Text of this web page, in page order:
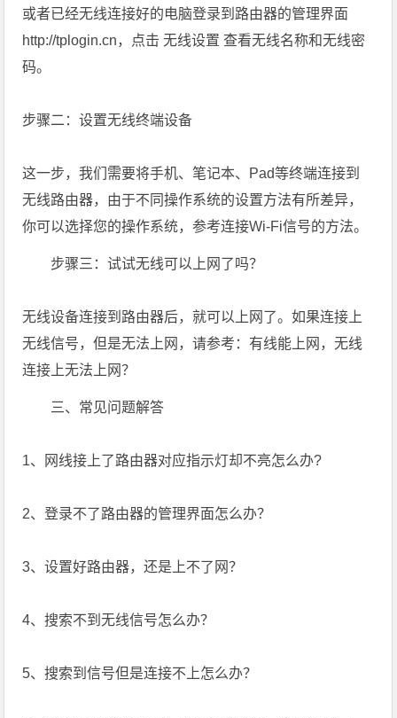
或者已经无线连接好的电脑登录到路由器的管理界面
http://tplogin.cn，点击 无线设置 查看无线名称和无线密
码。
步骤二：设置无线终端设备
这一步，我们需要将手机、笔记本、Pad等终端连接到
无线路由器，由于不同操作系统的设置方法有所差异，
你可以选择您的操作系统，参考连接Wi-Fi信号的方法。
步骤三：试试无线可以上网了吗？
无线设备连接到路由器后，就可以上网了。如果连接上
无线信号，但是无法上网，请参考：有线能上网，无线
连接上无法上网？
三、常见问题解答
1、网线接上了路由器对应指示灯却不亮怎么办?
2、登录不了路由器的管理界面怎么办？
3、设置好路由器，还是上不了网？
4、搜索不到无线信号怎么办？
5、搜索到信号但是连接不上怎么办？